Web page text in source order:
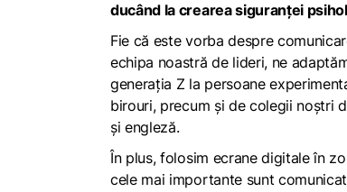
ducând la crearea siguranței
Fie că este vorba despre
echipa noastră de lideri, ne
generația Z la persoane
birouri, precum și de colegii noștri
și engleză.
În plus, folosim ecrane digitale în
cele mai importante sunt